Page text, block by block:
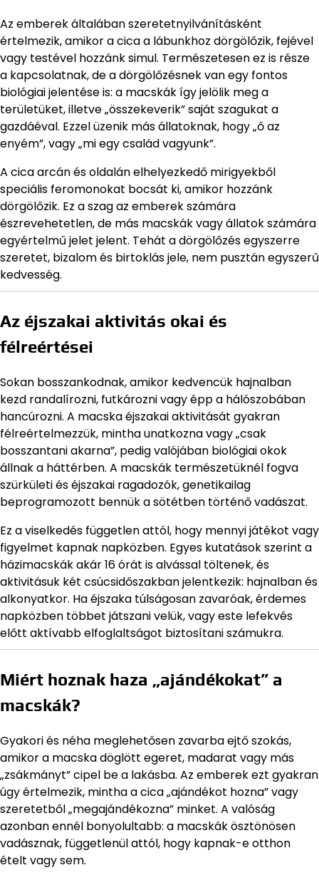
Az emberek általában szeretetnyilvánításként
értelmezik, amikor a cica a lábunkhoz dörgölőzik, fejével
vagy testével hozzánk simul. Természetesen ez is része
a kapcsolatnak, de a dörgölőzésnek van egy fontos
biológiai jelentése is: a macskák így jelölik meg a
területüket, illetve „összekeverik” saját szagukat a
gazdáéval. Ezzel üzenik más állatoknak, hogy „ő az
enyém”, vagy „mi egy család vagyunk”.
A cica arcán és oldalán elhelyezkedő mirigyekből
speciális feromonokat bocsát ki, amikor hozzánk
dörgölőzik. Ez a szag az emberek számára
észrevehetetlen, de más macskák vagy állatok számára
egyértelmű jelet jelent. Tehát a dörgölőzés egyszerre
szeretet, bizalom és birtoklás jele, nem pusztán egyszerű
kedvesség.
Az éjszakai aktivitás okai és
félreértései
Sokan bosszankodnak, amikor kedvencük hajnalban
kezd randalírozni, futkározni vagy épp a hálószobában
hancúrozni. A macska éjszakai aktivitását gyakran
félreértelmezzük, mintha unatkozna vagy „csak
bosszantani akarna”, pedig valójában biológiai okok
állnak a háttérben. A macskák természetüknél fogva
szürkületi és éjszakai ragadozók, genetikailag
beprogramozott bennük a sötétben történő vadászat.
Ez a viselkedés független attól, hogy mennyi játékot vagy
figyelmet kapnak napközben. Egyes kutatások szerint a
házimacskák akár 16 órát is alvással töltenek, és
aktivitásuk két csúcsidőszakban jelentkezik: hajnalban és
alkonyatkor. Ha éjszaka túlságosan zavaróak, érdemes
napközben többet játszani velük, vagy este lefekvés
előtt aktívabb elfoglaltságot biztosítani számukra.
Miért hoznak haza „ajándékokat” a
macskák?
Gyakori és néha meglehetősen zavarba ejtő szokás,
amikor a macska döglött egeret, madarat vagy más
„zsákmányt” cipel be a lakásba. Az emberek ezt gyakran
úgy értelmezik, mintha a cica „ajándékot hozna” vagy
szeretetből „megajándékozna” minket. A valóság
azonban ennél bonyolultabb: a macskák ösztönösen
vadásznak, függetlenül attól, hogy kapnak-e otthon
ételt vagy sem.